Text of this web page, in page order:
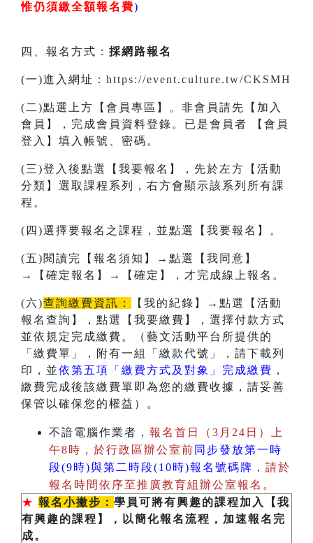
惟仍須繳全額報名費)
四、報名方式： 採網路報名
(一)進入網址： https://event.culture.tw/CKSMH
(二)點選上方【會員專區】。非會員請先【加入
會員】，完成會員資料登錄。已是會員者 【會員
登入】填入帳號、密碼。
(三)登入後點選【我要報名】，先於左方【活動
分類】選取課程系列，右方會顯示該系列所有課
程。
(四)選擇要報名之課程，並點選【我要報名】。
(五)閱讀完【報名須知】→點選【我同意】
→【確定報名】→【確定】，才完成線上報名。
(六)查詢繳費資訊：
【我的紀錄】→點選【活動
報名查詢】，點選【我要繳費】，選擇付款方式
並依規定完成繳費。（藝文活動平台所提供的
「繳費單」，附有一組「繳款代號」，請下載列
印，並依第五項「繳費方式及對象」完成繳費 ，
繳費完成後該繳費單即為您的繳費收據，請妥善
保管以確保您的權益）。
不諳電腦作業者， 報名首日（3月24日）上
午8時，於行政區辦公室前 同步發放第一時
段(9時)與第二時段(10時)報名號碼牌 ， 請於
報名時間依序至推廣教育組辦公室報名。
★ 報名小撇步： 學員可將有興趣的課程加入【我
有興趣的課程】，以簡化報名流程，加速報名完
成。